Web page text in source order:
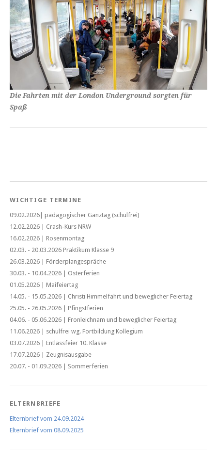
Die Fahrten mit der London Underground sorgten für
Spaß
WICHTIGE TERMINE
09.02.2026| pädagogischer Ganztag (schulfrei)
12.02.2026 | Crash-Kurs NRW
16.02.2026 | Rosenmontag
02.03. - 20.03.2026 Praktikum Klasse 9
26.03.2026 | Förderplangespräche
30.03. - 10.04.2026 | Osterferien
01.05.2026 | Maifeiertag
14.05. - 15.05.2026 | Christi Himmelfahrt und beweglicher Feiertag
25.05. - 26.05.2026 | Pfingstferien
04.06. - 05.06.2026 | Fronleichnam und beweglicher Feiertag
11.06.2026 | schulfrei wg. Fortbildung Kollegium
03.07.2026 | Entlassfeier 10. Klasse
17.07.2026 | Zeugnisausgabe
20.07. - 01.09.2026 | Sommerferien
ELTERNBRIEFE
Elternbrief vom 24.09.2024
Elternbrief vom 08.09.2025